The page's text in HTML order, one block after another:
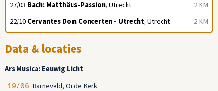
2 KM
27/03 Bach: Matthäus-Passion, Utrecht
2 KM
22/10 Cervantes Dom Concerten - Utrecht, Utrecht
Data & locaties
Ars Musica: Eeuwig Licht
19/06 Barneveld, Oude Kerk